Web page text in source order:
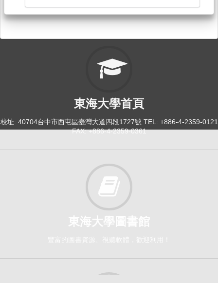
東海大學首頁
校址: 40704台中市西屯區臺灣大道四段1727號 TEL: +886-4-2359-0121
FAX: +886-4-2359-0361
東海大學圖書館
豐富的圖書資源、視聽軟體，歡迎利用！